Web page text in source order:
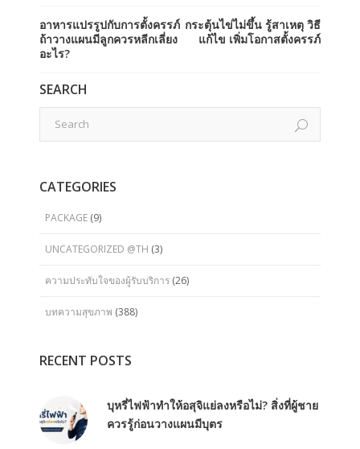
อาหารแปรรูปกับการตั้งครรภ์
ถ้าวางแผนมีลูกควรหลีกเลี่ยง
อะไร?
กระตุ้นไข่ไม่ขึ้น รู้สาเหตุ วิธี
แก้ไข เพิ่มโอกาสตั้งครรภ์
SEARCH
CATEGORIES
PACKAGE (9)
UNCATEGORIZED @TH (3)
ความประทับใจของผู้รับบริการ (26)
บทความสุขภาพ (388)
RECENT POSTS
บุหรี่ไฟฟ้าทำให้อสุจิแย่ลงหรือไม่? สิ่งที่ผู้ชาย
ควรรู้ก่อนวางแผนมีบุตร